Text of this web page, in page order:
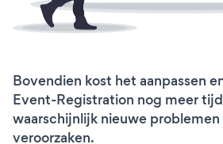
Bovendien kost het aanpassen
Event-Registration nog meer
waarschijnlijk nieuwe
veroorzaken.